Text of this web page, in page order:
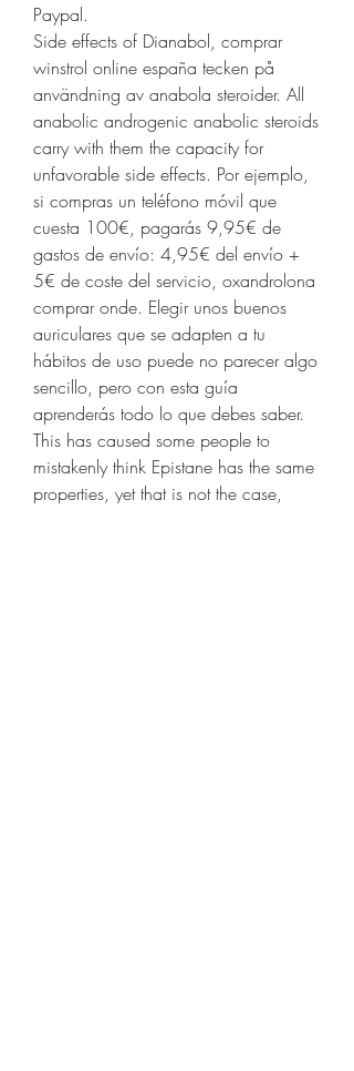
Paypal.
Side effects of Dianabol, comprar
winstrol online españa tecken på
användning av anabola steroider. All
anabolic androgenic anabolic steroids
carry with them the capacity for
unfavorable side effects. Por ejemplo,
si compras un teléfono móvil que
cuesta 100€, pagarás 9,95€ de
gastos de envío: 4,95€ del envío +
5€ de coste del servicio, oxandrolona
comprar onde. Elegir unos buenos
auriculares que se adapten a tu
hábitos de uso puede no parecer algo
sencillo, pero con esta guía
aprenderás todo lo que debes saber.
This has caused some people to
mistakenly think Epistane has the same
properties, yet that is not the case,